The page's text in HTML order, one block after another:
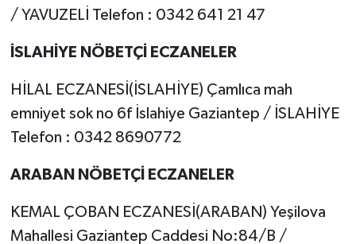
/ YAVUZELİ Telefon : 0342 641 21 47
İSLAHİYE NÖBETÇİ ECZANELER
HİLAL ECZANESİ(İSLAHİYE) Çamlıca mah
emniyet sok no 6f İslahiye Gaziantep / İSLAHİYE
Telefon : 0342 8690772
ARABAN NÖBETÇİ ECZANELER
KEMAL ÇOBAN ECZANESİ(ARABAN) Yeşilova
Mahallesi Gaziantep Caddesi No:84/B /